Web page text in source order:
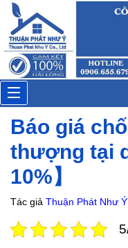
Toggle
navigation
Báo giá
thượng tại
10%】
Tác giả Thuận Phát Như Ý